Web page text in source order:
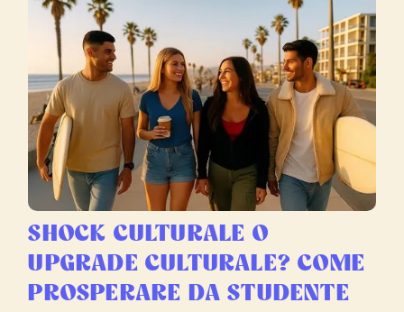
SHOCK CULTURALE O
UPGRADE CULTURALE? COME
PROSPERARE DA STUDENTE